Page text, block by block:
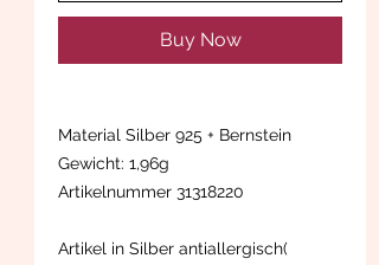
Buy Now
Material Silber 925 + Bernstein
Gewicht: 1,96g
Artikelnummer 31318220
Artikel in Silber antiallergisch(